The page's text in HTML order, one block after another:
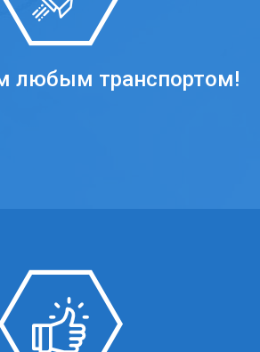
любым транспортом!